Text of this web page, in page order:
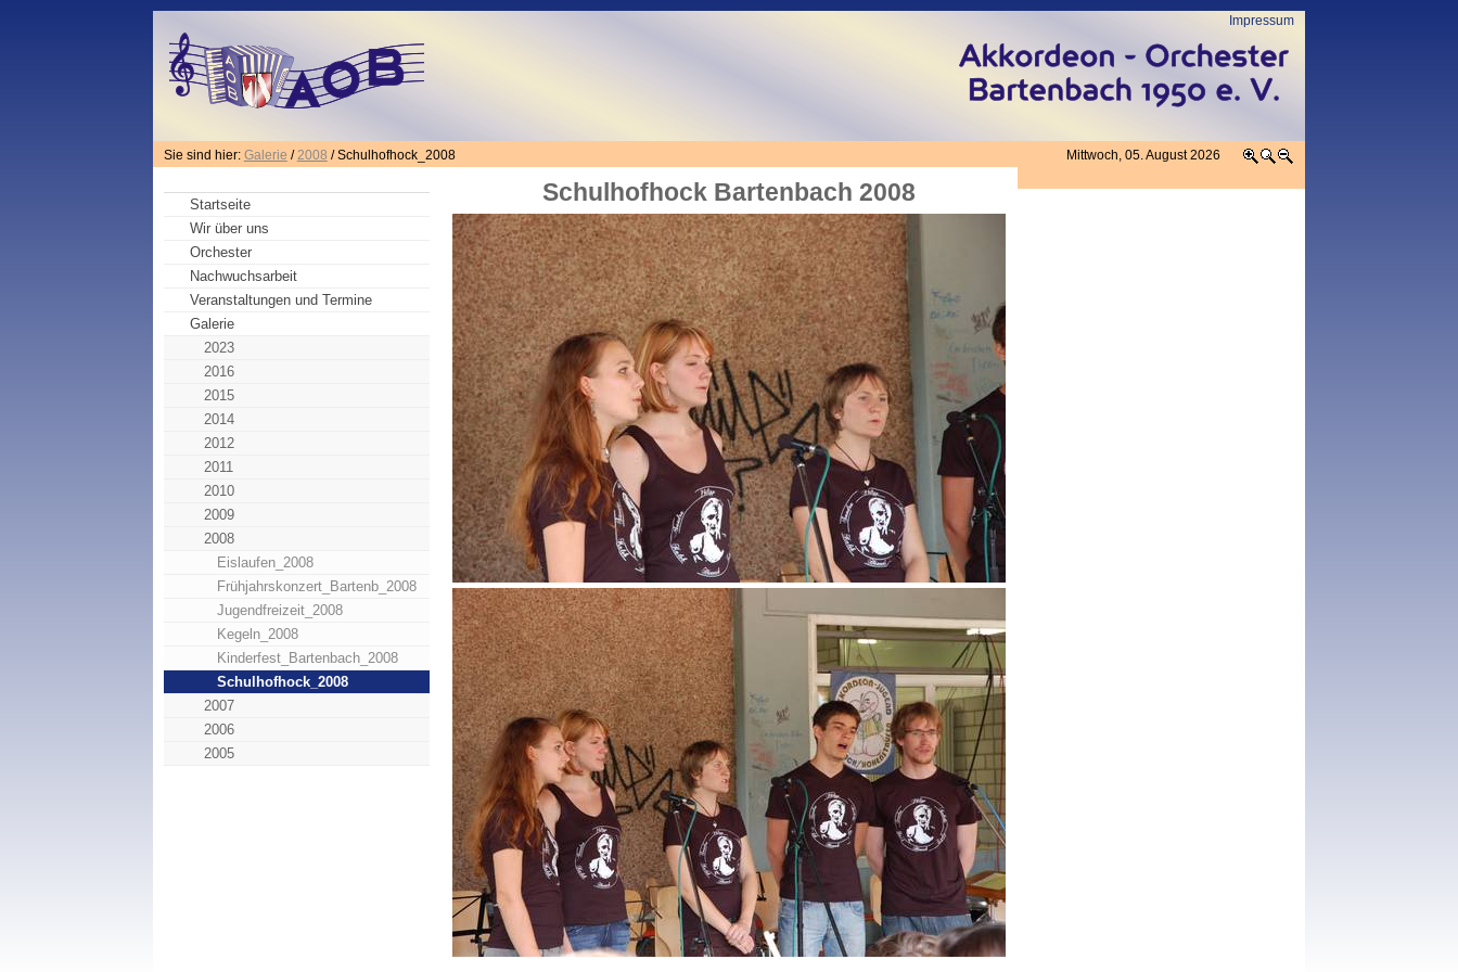
Impressum
Sie sind hier: Galerie /2008 / Schulhofhock_2008 Mittwoch, 05. August 2026
Startseite
Wir über uns
Orchester
Nachwuchsarbeit
Veranstaltungen und Termine
Galerie
2023
2016
2015
2014
2012
2011
2010
2009
2008
Eislaufen_2008
Frühjahrskonzert_Bartenb_2008
Jugendfreizeit_2008
Kegeln_2008
Kinderfest_Bartenbach_2008
Schulhofhock_2008
2007
2006
2005
Schulhofhock Bartenbach 2008